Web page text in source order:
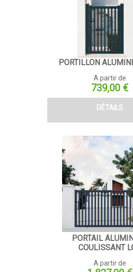
PORTILLON
A partir de
Prix
739,00 €
DÉTAILS
PORTAIL
COULISSANT
A partir de